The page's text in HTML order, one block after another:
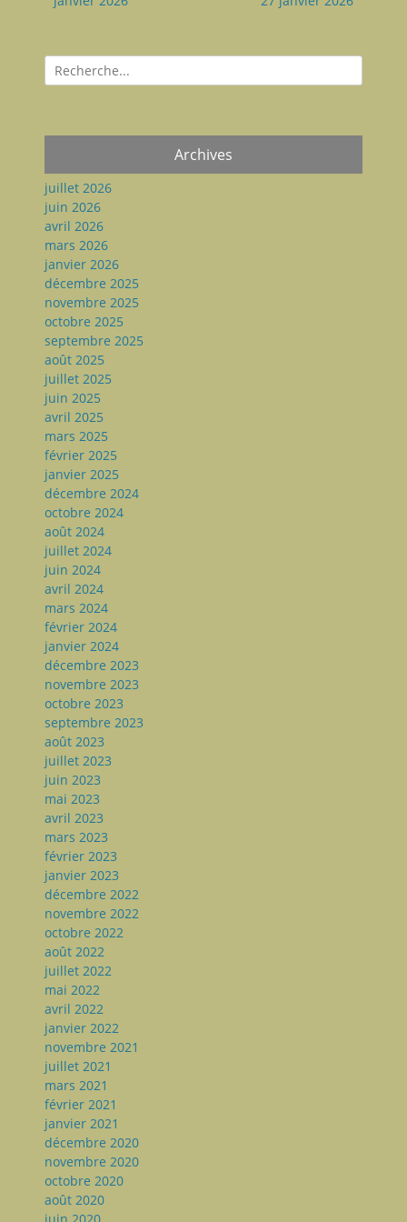
Recherche
pour:
Archives
juillet 2026
juin 2026
avril 2026
mars 2026
janvier 2026
décembre 2025
novembre 2025
octobre 2025
septembre 2025
août 2025
juillet 2025
juin 2025
avril 2025
mars 2025
février 2025
janvier 2025
décembre 2024
octobre 2024
août 2024
juillet 2024
juin 2024
avril 2024
mars 2024
février 2024
janvier 2024
décembre 2023
novembre 2023
octobre 2023
septembre 2023
août 2023
juillet 2023
juin 2023
mai 2023
avril 2023
mars 2023
février 2023
janvier 2023
décembre 2022
novembre 2022
octobre 2022
août 2022
juillet 2022
mai 2022
avril 2022
janvier 2022
novembre 2021
juillet 2021
mars 2021
février 2021
janvier 2021
décembre 2020
novembre 2020
octobre 2020
août 2020